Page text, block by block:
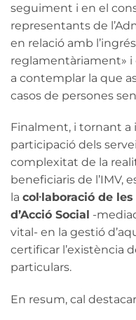
seguiment i en el
representants de
en relació amb
reglamentàriament» i
a contemplar la que
casos de persones
Finalment, i tornant a
participació dels
complexitat de la
beneficiaris de l’IMV,
la col·laboració de
d’Acció Social -
vital- en la gestió
certificar l’existència
particulars.
En resum, cal